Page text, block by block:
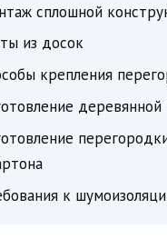
сплошной
из досок
крепления
к